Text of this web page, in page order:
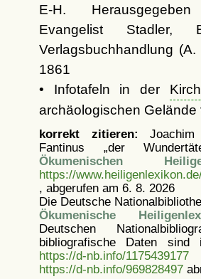
E-H.
Evangelist Stadler,
Verlagsbuchhandlung
1861
• Infotafeln in der
archäologischen Gelände
korrekt zitieren: Joachim
Fantinus „der
Ökumenischen
https://
, abgerufen am 6. 8. 2026
Die Deutsche
Ökumenische
Deutschen
bibliografische Daten
https://d-nb.info/1175439177
https://d-nb.info/969828497